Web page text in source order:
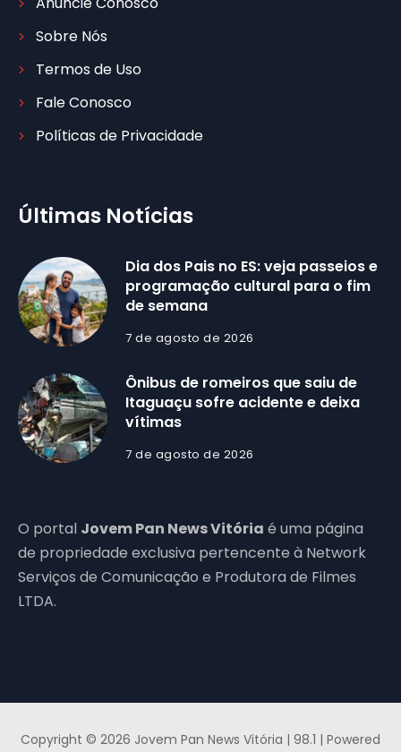
Sobre Nós
Termos de Uso
Fale Conosco
Políticas de Privacidade
Últimas Notícias
Dia dos Pais no ES: veja passeios e
programação cultural para o fim
de semana
7 de agosto de 2026
Ônibus de romeiros que saiu de
Itaguaçu sofre acidente e deixa
vítimas
7 de agosto de 2026
O portal Jovem Pan News Vitória é uma página
de propriedade exclusiva pertencente à Network
Serviços de Comunicação e Produtora de Filmes
LTDA.
Copyright © 2026 Jovem Pan News Vitória | 98.1 | Powered